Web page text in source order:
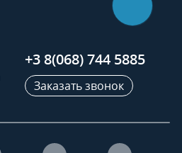
+3 8(068) 744 5885
Заказать звонок